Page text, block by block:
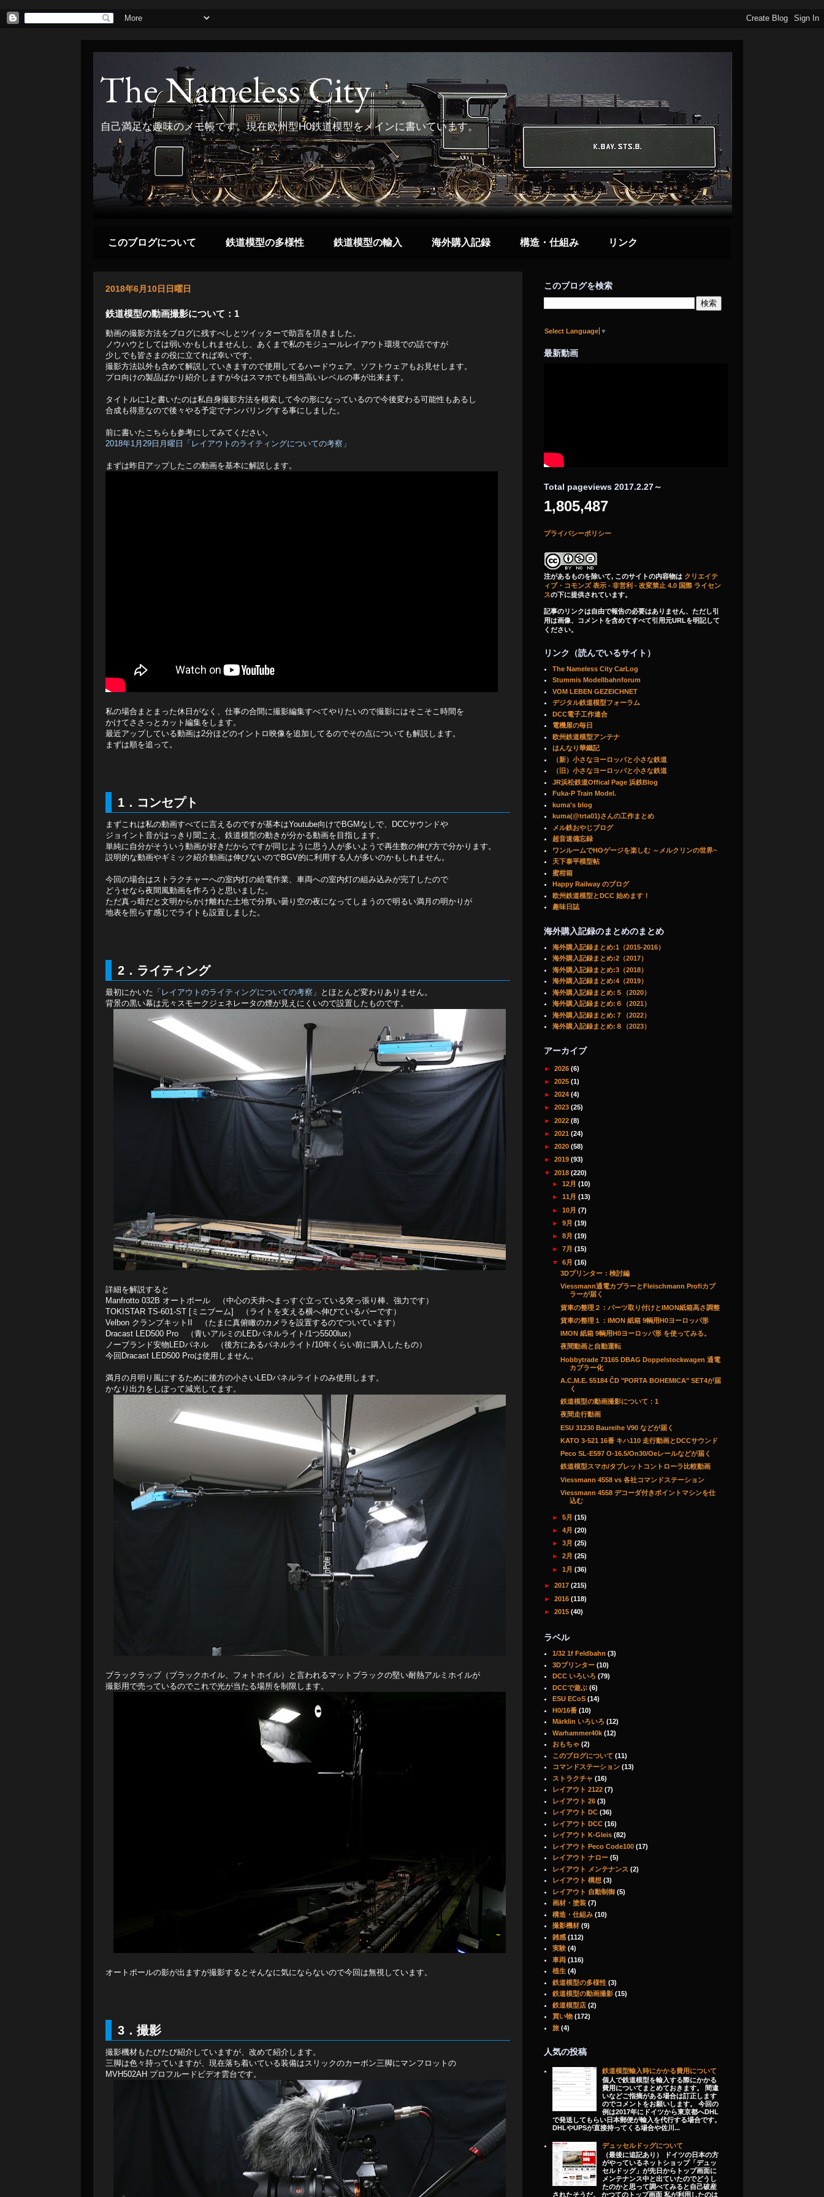
The Nameless City
自己満足な趣味のメモ帳です。現在欧州型H0鉄道模型をメインに書いています。
このブログについて 鉄道模型の多様性 鉄道模型の輸入 海外購入記録 構造・仕組み リンク
2018年6月10日日曜日
鉄道模型の動画撮影について：1
動画の撮影方法をブログに残すべしとツイッターで助言を頂きました。
ノウハウとしては弱いかもしれませんし、あくまで私のモジュールレイアウト環境での話ですが
少しでも皆さまの役に立てれば幸いです。
撮影方法以外も含めて解説していきますので使用してるハードウェア、ソフトウェアもお見せします。
プロ向けの製品ばかり紹介しますが今はスマホでも相当高いレベルの事が出来ます。
タイトルに1と書いたのは私自身撮影方法を模索して今の形になっているので今後変わる可能性もあるし
合成も得意なので後々やる予定でナンバリングする事にしました。
前に書いたこちらも参考にしてみてください。
2018年1月29日月曜日「レイアウトのライティングについての考察」
まずは昨日アップしたこの動画を基本に解説します。
私の場合まとまった休日がなく、仕事の合間に撮影編集すべてやりたいので撮影にはそこそこ時間を
かけてささっとカット編集をします。
最近アップしている動画は2分ほどのイントロ映像を追加してるのでその点についても解説します。
まずは順を追って。
1．コンセプト
まずこれは私の動画すべてに言えるのですが基本はYoutube向けでBGMなしで、DCCサウンドや
ジョイント音がはっきり聞こえ、鉄道模型の動きが分かる動画を目指します。
単純に自分がそういう動画が好きだからですが同じように思う人が多いようで再生数の伸び方で分かります。
説明的な動画やギミック紹介動画は伸びないのでBGV的に利用する人が多いのかもしれません。
今回の場合はストラクチャーへの室内灯の給電作業、車両への室内灯の組み込みが完了したので
どうせなら夜間風動画を作ろうと思いました。
ただ真っ暗だと文明からかけ離れた土地で分厚い曇り空の夜になってしまうので明るい満月の明かりが
地表を照らす感じでライトも設置しました。
2．ライティング
最初にかいた 「レイアウトのライティングについての考察」 とほとんど変わりありません。
背景の黒い幕は元々スモークジェネレータの煙が見えにくいので設置したものです。
詳細を解説すると
Manfrotto 032B オートポール （中心の天井へまっすぐ立っている突っ張り棒、強力です）
TOKISTAR TS-601-ST [ミニブーム] （ライトを支える横へ伸びているバーです）
Velbon クランプキットII （たまに真俯瞰のカメラを設置するのでついています）
Dracast LED500 Pro （青いアルミのLEDパネルライト/1つ5500lux）
ノーブランド安物LEDパネル （後方にあるパネルライト/10年くらい前に購入したもの）
今回Dracast LED500 Proは使用しません。
満月の月明り風にするために後方の小さいLEDパネルライトのみ使用します。
かなり出力をしぼって減光してます。
ブラックラップ（ブラックホイル、フォトホイル）と言われるマットブラックの堅い耐熱アルミホイルが
撮影用で売っているのでこれで光が当たる場所を制限します。
オートポールの影が出ますが撮影するとそんなに気にならないので今回は無視しています。
3．撮影
撮影機材もたびたび紹介していますが、改めて紹介します。
三脚は色々持っていますが、現在落ち着いている装備はスリックのカーボン三脚にマンフロットの
MVH502AH プロフルードビデオ雲台です。
このブログを検索
Select Language ▼
最新動画
Total pageviews 2017.2.27～
1,805,487
プライバシーポリシー
注があるものを除いて, このサイトの内容物は クリエイテ
ィブ・コモンズ 表示 - 非営利 - 改変禁止 4.0 国際 ライセン
スの下に提供されています。
記事のリンクは自由で報告の必要はありません、ただし引
用は画像、コメントを含めてすべて引用元URLを明記して
ください。
リンク（読んでいるサイト）
The Nameless City CarLog
Stummis Modellbahnforum
VOM LEBEN GEZEICHNET
デジタル鉄道模型フォーラム
DCC電子工作連合
電機屋の毎日
欧州鉄道模型アンテナ
はんなり華鐵記
（新）小さなヨーロッパと小さな鉄道
（旧）小さなヨーロッパと小さな鉄道
JR浜松鉄道Offical Page 浜鉄Blog
Fuka-P Train Model.
kuma's blog
kuma(@trta01)さんの工作まとめ
メル鉄おやじブログ
超音速備忘録
ワンルームでHOゲージを楽しむ ～メルクリンの世界~
天下泰平模型帖
蜜柑箱
Happy Railway のブログ
欧州鉄道模型とDCC 始めます！
趣味日誌
海外購入記録のまとめのまとめ
海外購入記録まとめ:1（2015-2016）
海外購入記録まとめ:2（2017）
海外購入記録まとめ:3（2018）
海外購入記録まとめ:4（2019）
海外購入記録まとめ:５（2020）
海外購入記録まとめ:６（2021）
海外購入記録まとめ:７（2022）
海外購入記録まとめ:８（2023）
アーカイブ
► 2026 (6)
► 2025 (1)
► 2024 (4)
► 2023 (25)
► 2022 (8)
► 2021 (24)
► 2020 (58)
► 2019 (93)
▼ 2018 (220)
►12月(10)
►11月(13)
►10月(7)
►9月(19)
►8月(19)
►7月(15)
▼6月(16)
3Dプリンター：検討編
Viessmann通電カプラーとFleischmann Profiカプ
ラーが届く
貨車の整理２：パーツ取り付けとIMON紙箱高さ調整
貨車の整理１：IMON 紙箱 9輌用H0ヨーロッパ形
IMON 紙箱 9輌用H0ヨーロッパ形 を使ってみる。
夜間動画と自動運転
Hobbytrade 73165 DBAG Doppelstockwagen 通電
カプラー化
A.C.M.E. 55184 ČD "PORTA BOHEMICA" SET4が届
く
鉄道模型の動画撮影について：1
夜間走行動画
ESU 31230 Baureihe V90 などが届く
KATO 3-521 16番 キハ110 走行動画とDCCサウンド
Peco SL-E597 O-16.5/On30/Oeレールなどが届く
鉄道模型スマホ/タブレットコントローラ比較動画
Viessmann 4558 vs 各社コマンドステーション
Viessmann 4558 デコーダ付きポイントマシンを仕
込む
►5月(15)
►4月(20)
►3月(25)
►2月(25)
►1月(36)
► 2017 (215)
► 2016 (118)
► 2015 (40)
ラベル
1/32 1f Feldbahn (3)
3Dプリンター (10)
DCC いろいろ (79)
DCCで遊ぶ (6)
ESU ECoS (14)
H0/16番 (10)
Märklin いろいろ (12)
Warhammer40k (12)
おもちゃ (2)
このブログについて (11)
コマンドステーション (13)
ストラクチャ (16)
レイアウト 2122 (7)
レイアウト 26 (3)
レイアウト DC (36)
レイアウト DCC (16)
レイアウト K-Gleis (82)
レイアウト Peco Code100 (17)
レイアウト ナロー (5)
レイアウト メンテナンス (2)
レイアウト 構想 (3)
レイアウト 自動制御 (5)
画材・塗装 (7)
構造・仕組み (10)
撮影機材 (9)
雑感 (112)
実験 (4)
車両 (116)
植生 (4)
鉄道模型の多様性 (3)
鉄道模型の動画撮影 (15)
鉄道模型店 (2)
買い物 (172)
旅 (4)
人気の投稿
鉄道模型輸入時にかかる費用について
個人で鉄道模型を輸入する際にかかる
費用についてまとめておきます。 間違
いなどご指摘がある場合は訂正します
のでコメントをお願いします。 今回の
例は2017年にドイツから東京都へDHL
で発送してもらい日本郵便が輸入を代行する場合です。
DHLやUPSが直接持ってくる場合や佐川...
デュッセルドッグについて
（最後に追記あり） ドイツの日本の方
がやっているネットショップ「デュッ
セルドッグ」が先日からトップ画面に
メンテナンス中と出ていたのでどうし
たのかと思って調べてみると自己破産
されたそうだ。 かつてのトップ画面 私が利用したのは